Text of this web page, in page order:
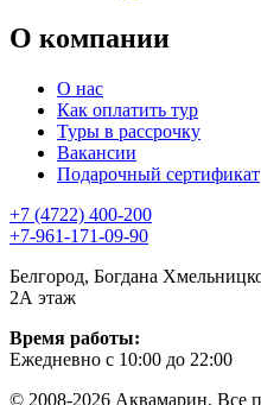
О компании
О нас
Как оплатить тур
Туры в рассрочку
Вакансии
Подарочный сертификат
+7 (4722) 400-200
+7-961-171-09-90
Белгород, Богдана
2А этаж
Время работы:
Ежедневно с 10:00 до 22:00
© 2008-2026 Аквамарин. Все